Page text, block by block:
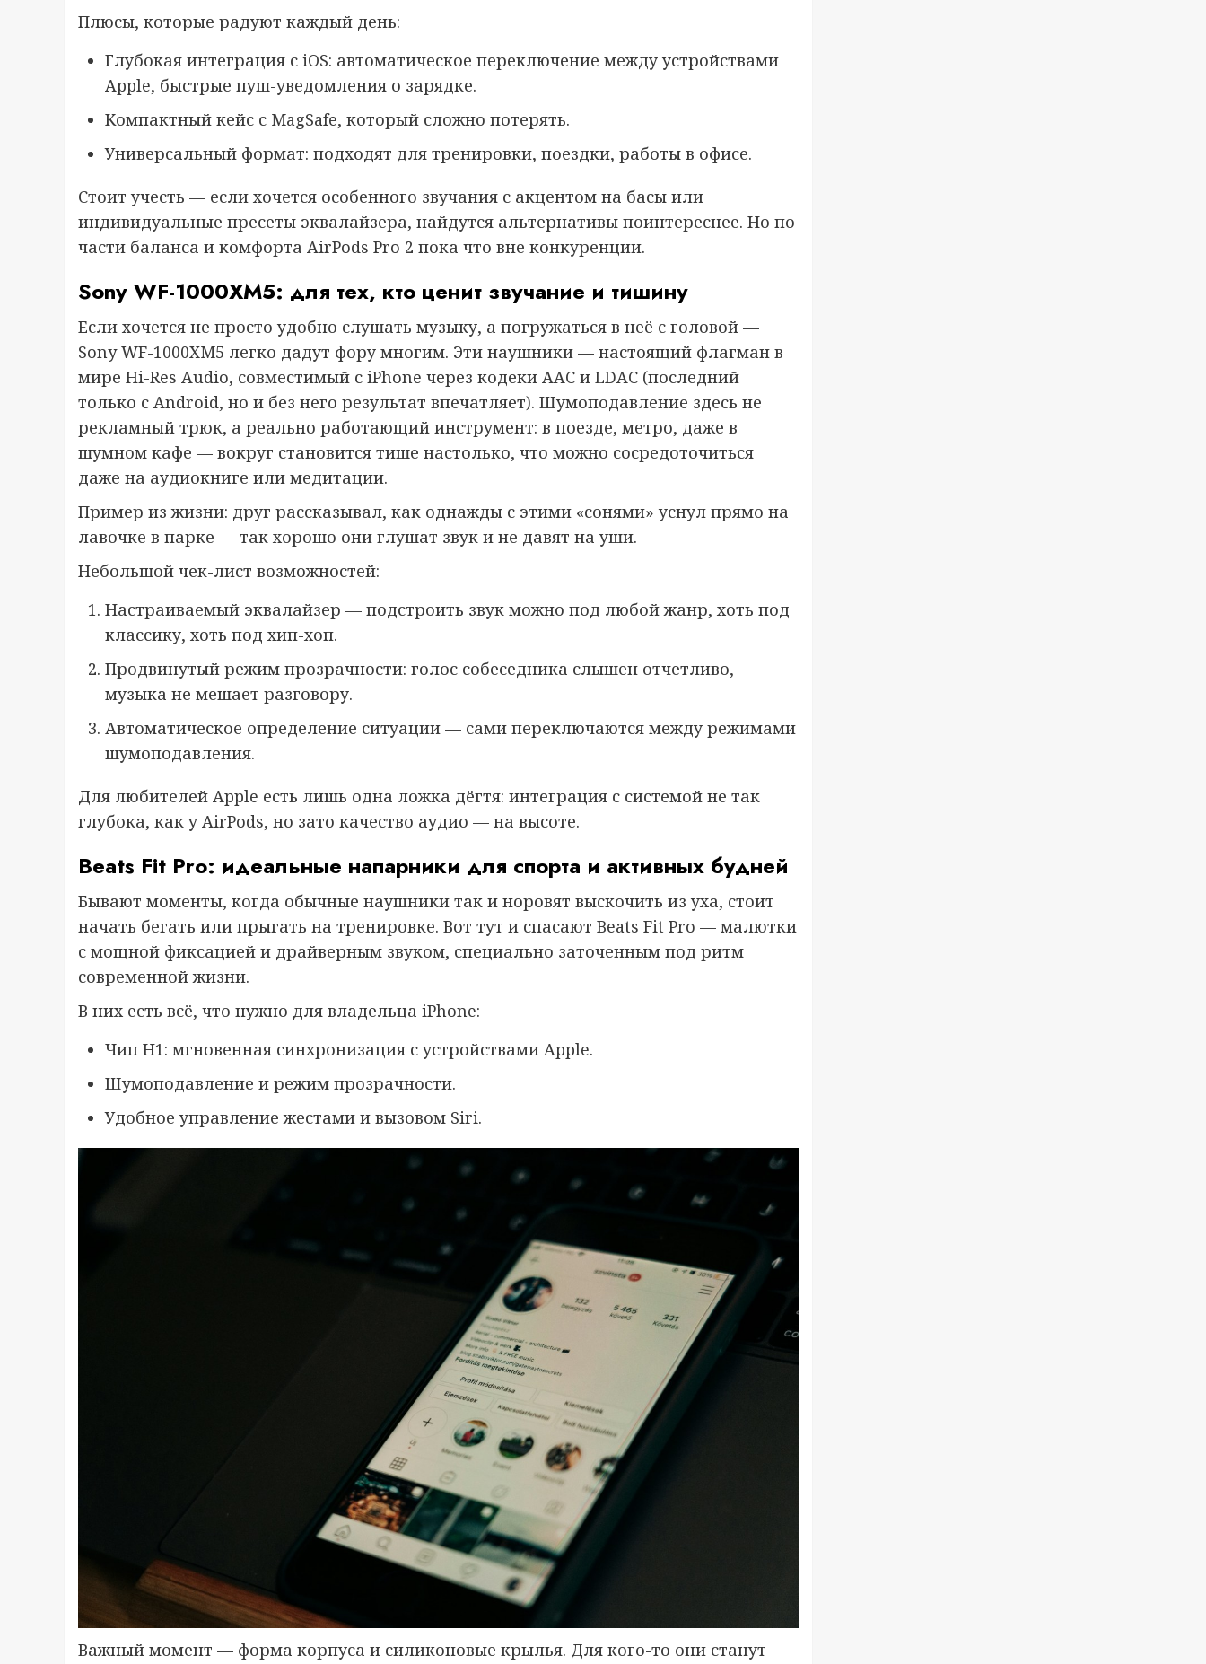
Плюсы, которые радуют каждый день:
Глубокая интеграция с iOS: автоматическое переключение между устройствами
Apple, быстрые пуш-уведомления о зарядке.
Компактный кейс с MagSafe, который сложно потерять.
Универсальный формат: подходят для тренировки, поездки, работы в офисе.
Стоит учесть — если хочется особенного звучания с акцентом на басы или
индивидуальные пресеты эквалайзера, найдутся альтернативы поинтереснее. Но по
части баланса и комфорта AirPods Pro 2 пока что вне конкуренции.
Sony WF-1000XM5: для тех, кто ценит звучание и тишину
Если хочется не просто удобно слушать музыку, а погружаться в неё с головой —
Sony WF-1000XM5 легко дадут фору многим. Эти наушники — настоящий флагман в
мире Hi-Res Audio, совместимый с iPhone через кодеки AAC и LDAC (последний
только с Android, но и без него результат впечатляет). Шумоподавление здесь не
рекламный трюк, а реально работающий инструмент: в поезде, метро, даже в
шумном кафе — вокруг становится тише настолько, что можно сосредоточиться
даже на аудиокниге или медитации.
Пример из жизни: друг рассказывал, как однажды с этими «сонями» уснул прямо на
лавочке в парке — так хорошо они глушат звук и не давят на уши.
Небольшой чек-лист возможностей:
Настраиваемый эквалайзер — подстроить звук можно под любой жанр, хоть под
классику, хоть под хип-хоп.
Продвинутый режим прозрачности: голос собеседника слышен отчетливо,
музыка не мешает разговору.
Автоматическое определение ситуации — сами переключаются между режимами
шумоподавления.
Для любителей Apple есть лишь одна ложка дёгтя: интеграция с системой не так
глубока, как у AirPods, но зато качество аудио — на высоте.
Beats Fit Pro: идеальные напарники для спорта и активных будней
Бывают моменты, когда обычные наушники так и норовят выскочить из уха, стоит
начать бегать или прыгать на тренировке. Вот тут и спасают Beats Fit Pro — малютки
с мощной фиксацией и драйверным звуком, специально заточенным под ритм
современной жизни.
В них есть всё, что нужно для владельца iPhone:
Чип H1: мгновенная синхронизация с устройствами Apple.
Шумоподавление и режим прозрачности.
Удобное управление жестами и вызовом Siri.
Важный момент — форма корпуса и силиконовые крылья. Для кого-то они станут